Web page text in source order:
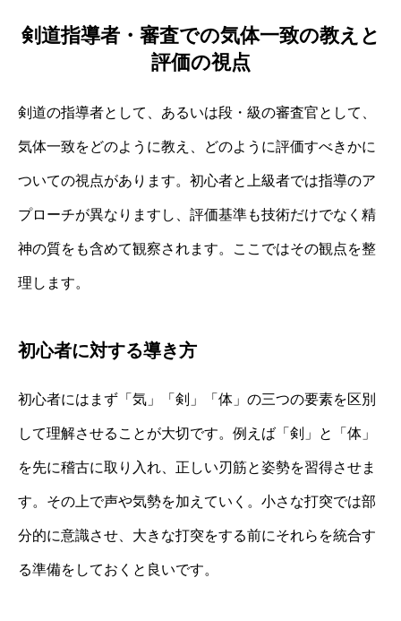
剣道指導者・審査での気体一致の教えと
評価の視点
剣道の指導者として、あるいは段・級の審査官として、
気体一致をどのように教え、どのように評価すべきかに
ついての視点があります。初心者と上級者では指導のア
プローチが異なりますし、評価基準も技術だけでなく精
神の質をも含めて観察されます。ここではその観点を整
理します。
初心者に対する導き方
初心者にはまず「気」「剣」「体」の三つの要素を区別
して理解させることが大切です。例えば「剣」と「体」
を先に稽古に取り入れ、正しい刃筋と姿勢を習得させま
す。その上で声や気勢を加えていく。小さな打突では部
分的に意識させ、大きな打突をする前にそれらを統合す
る準備をしておくと良いです。